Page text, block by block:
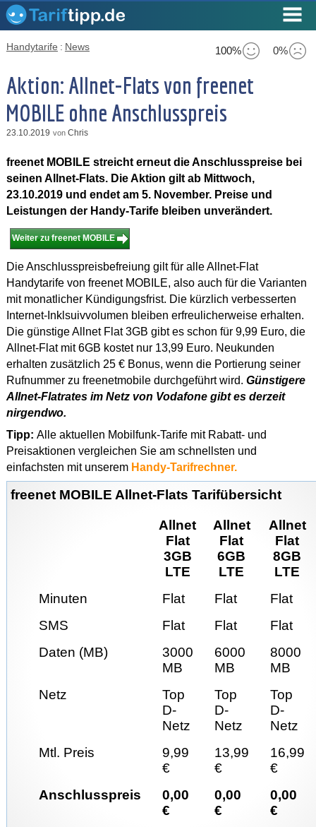
100% 0%
Handytarife : News
Aktion: Allnet-Flats von freenet
MOBILE ohne Anschlusspreis
23.10.2019 von Chris
freenet MOBILE streicht erneut die Anschlusspreise bei
seinen Allnet-Flats. Die Aktion gilt ab Mittwoch,
23.10.2019 und endet am 5. November. Preise und
Leistungen der Handy-Tarife bleiben unverändert.
Weiter zu freenet MOBILE
Die Anschlusspreisbefreiung gilt für alle Allnet-Flat
Handytarife von freenet MOBILE, also auch für die Varianten
mit monatlicher Kündigungsfrist. Die kürzlich verbesserten
Internet-Inklsuivvolumen bleiben erfreulicherweise erhalten.
Die günstige Allnet Flat 3GB gibt es schon für 9,99 Euro, die
Allnet-Flat mit 6GB kostet nur 13,99 Euro. Neukunden
erhalten zusätzlich 25 € Bonus, wenn die Portierung seiner
Rufnummer zu freenetmobile durchgeführt wird. Günstigere
Allnet-Flatrates im Netz von Vodafone gibt es derzeit
nirgendwo.
Tipp: Alle aktuellen Mobilfunk-Tarife mit Rabatt- und
Preisaktionen vergleichen Sie am schnellsten und
einfachsten mit unserem Handy-Tarifrechner.
freenet MOBILE Allnet-Flats Tarifübersicht
Allnet
Flat
3GB
LTE
Allnet
Flat
6GB
LTE
Allnet
Flat
8GB
LTE
Minuten
Flat Flat
Flat
SMS
Flat Flat
Flat
Daten (MB)
3000
MB
6000
MB
8000
MB
Netz
Top
D-
Netz
Top
D-
Netz
Top
D-
Netz
Mtl. Preis
9,99
€
13,99
€
16,99
€
Anschlusspreis
0,00
€
0,00
€
0,00
€